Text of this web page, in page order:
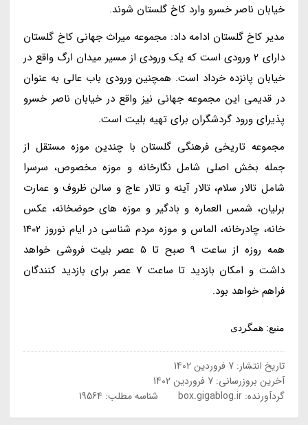
خیابان ناصر خسرو وارد کاخ گلستان شوند.
مدیر کاخ گلستان ادامه داد: مجموعه میراث جهانی کاخ گلستان
دارای 2 ورودی است که یک ورودی از مسیر میدان ارگ واقع در
خیابان پانزده خرداد است. همچنین ورودی باب عالی به عنوان
در قدیمی این مجموعه جهانی نیز واقع در خیابان ناصر خسرو
پذیرای ورود گردشگران برای تهیه بلیت است.
مجموعه تاریخی فرهنگی گلستان با چندین موزه مستقل از
جمله بخش اصلی شامل نگارخانه و موزه مخصوص، سرسرا
شامل تالار سلام، تالار آینه و تالار عاج و سالن ظروف و عمارت
برلیان، شمس العماره و بادگیر و موزه های حوضخانه، عکس
خانه، چادرخانه، الماس و موزه مردم شناسی در ایام نوروز 1402
همه روزه از ساعت 9 صبح تا 5 عصر بلیت فروشی خواهد
داشت و امکان بازدید تا ساعت 7 عصر برای بازدید کنندگان
فراهم خواهد بود.
منبع: همگردی
تاریخ انتشار:7 فروردین 1402
آخرین بروزرسانی:7 فروردین 1402
گردآورنده:box.gigablog.ir شناسه مطلب: 19564